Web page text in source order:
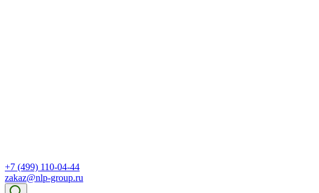
+7 (499) 110-04-44
zakaz@nlp-group.ru